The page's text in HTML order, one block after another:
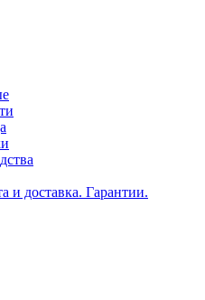
и доставка. Гарантии.